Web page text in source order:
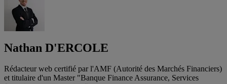
Nathan D'ERCOLE
Rédacteur web certifié par l'AMF (Autorité des Marchés Financiers)
et titulaire d'un Master "Banque Finance Assurance, Services